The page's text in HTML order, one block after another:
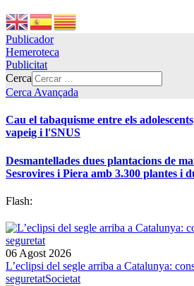
Publicador
Hemeroteca
Publicitat
Cerca
Cerca Avançada
Cau el tabaquisme entre els
vapeig i l'SNUS
Desmantellades dues plantacions de
Sesrovires i Piera amb 3.300 plantes i
Flash:
06 Agost 2026
L’eclipsi del segle arriba a Catalunya:
seguretatSocietat